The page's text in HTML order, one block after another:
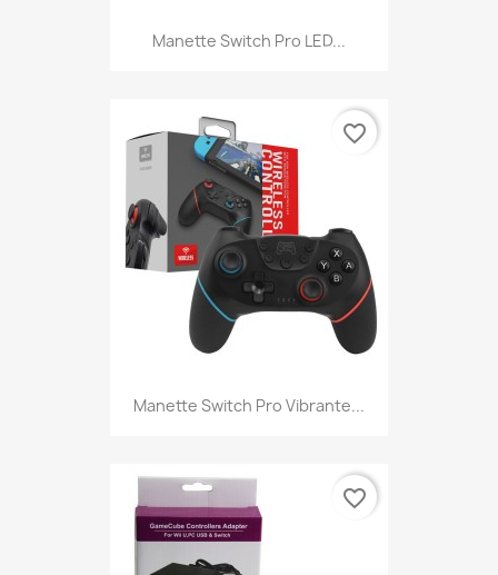
Manette Switch Pro LED...
Manette Switch Pro Vibrante...
favorite_border
favorite_border